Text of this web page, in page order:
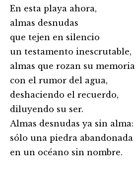
En esta playa ahora,
almas desnudas
que tejen en silencio
un testamento inescrutable,
almas que rozan su memoria
con el rumor del agua,
deshaciendo el recuerdo,
diluyendo su ser.
Almas desnudas ya sin alma:
sólo una piedra abandonada
en un océano sin nombre.